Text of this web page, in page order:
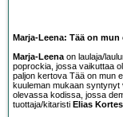
Marja-Leena: Tää on mun
Marja-Leena on laulaja/
poprockia, jossa vaikuttaa
paljon kertova Tää on mun
kuuleman mukaan syntynyt
olevassa kodissa, jossa
tuottaja/kitaristi Elias